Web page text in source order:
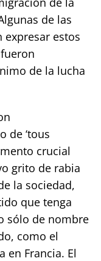
de las
estos
de la lucha
de ‘tous
crucial
grito de rabia
la sociedad,
que tenga
sólo de nombre
como el
en Francia. El